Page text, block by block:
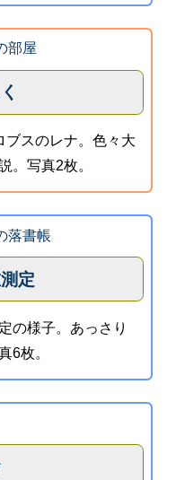
部屋
スのレナ。色々大
。写真2枚。
落書帳
定
の様子。あっさり
6枚。